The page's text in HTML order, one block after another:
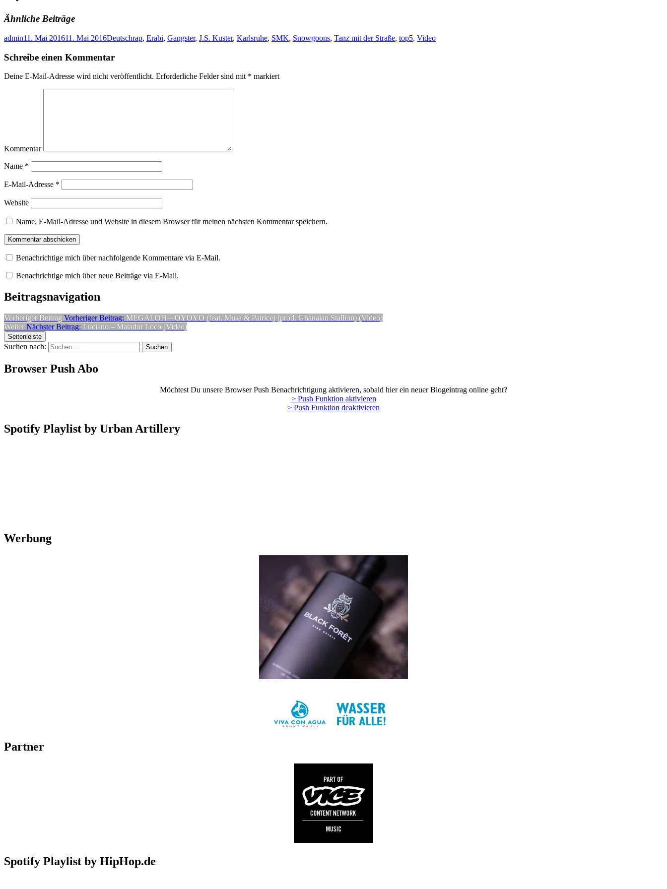
Ähnliche Beiträge
admin11. Mai 201611. Mai 2016Deutschrap, Erabi, Gangster, J.S. Kuster, Karlsruhe, SMK, Snowgoons, Tanz mit der Straße, top5, Video
Schreibe einen Kommentar
Deine E-Mail-Adresse wird nicht veröffentlicht. Erforderliche Felder sind mit * markiert
Kommentar
Name *
E-Mail-Adresse *
Website
Name, E-Mail-Adresse und Website in diesem Browser für meinen nächsten Kommentar speichern.
Benachrichtige mich über nachfolgende Kommentare via E-Mail.
Benachrichtige mich über neue Beiträge via E-Mail.
Beitragsnavigation
Vorheriger Beitrag Vorheriger Beitrag: MEGALOH – OYOYO (feat. Musa & Patrice) (prod. Ghanaian Stallion) (Video)
Weiter Nächster Beitrag: Luciano – Matador Loco (Video)
Seitenleiste
Suchen nach:
Browser Push Abo
Möchtest Du unsere Browser Push Benachrichtigung aktivieren, sobald hier ein neuer Blogeintrag online geht?
> Push Funktion aktivieren
> Push Funktion deaktivieren
Spotify Playlist by Urban Artillery
Werbung
Partner
Spotify Playlist by HipHop.de